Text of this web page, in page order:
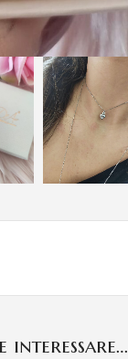
enlarge
interessare…